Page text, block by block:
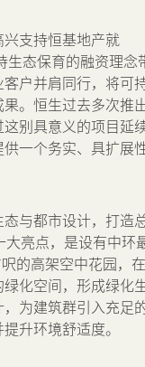
支持恒基地产就
生态保育的融资理念
户并肩同行，将可
。恒生过去多次推
别具意义的项目延
一个务实、具扩展
与都市设计，打造
亮点，是设有中环
的高架空中花园，在
化空间，形成绿化
为建筑群引入充足
升环境舒适度。